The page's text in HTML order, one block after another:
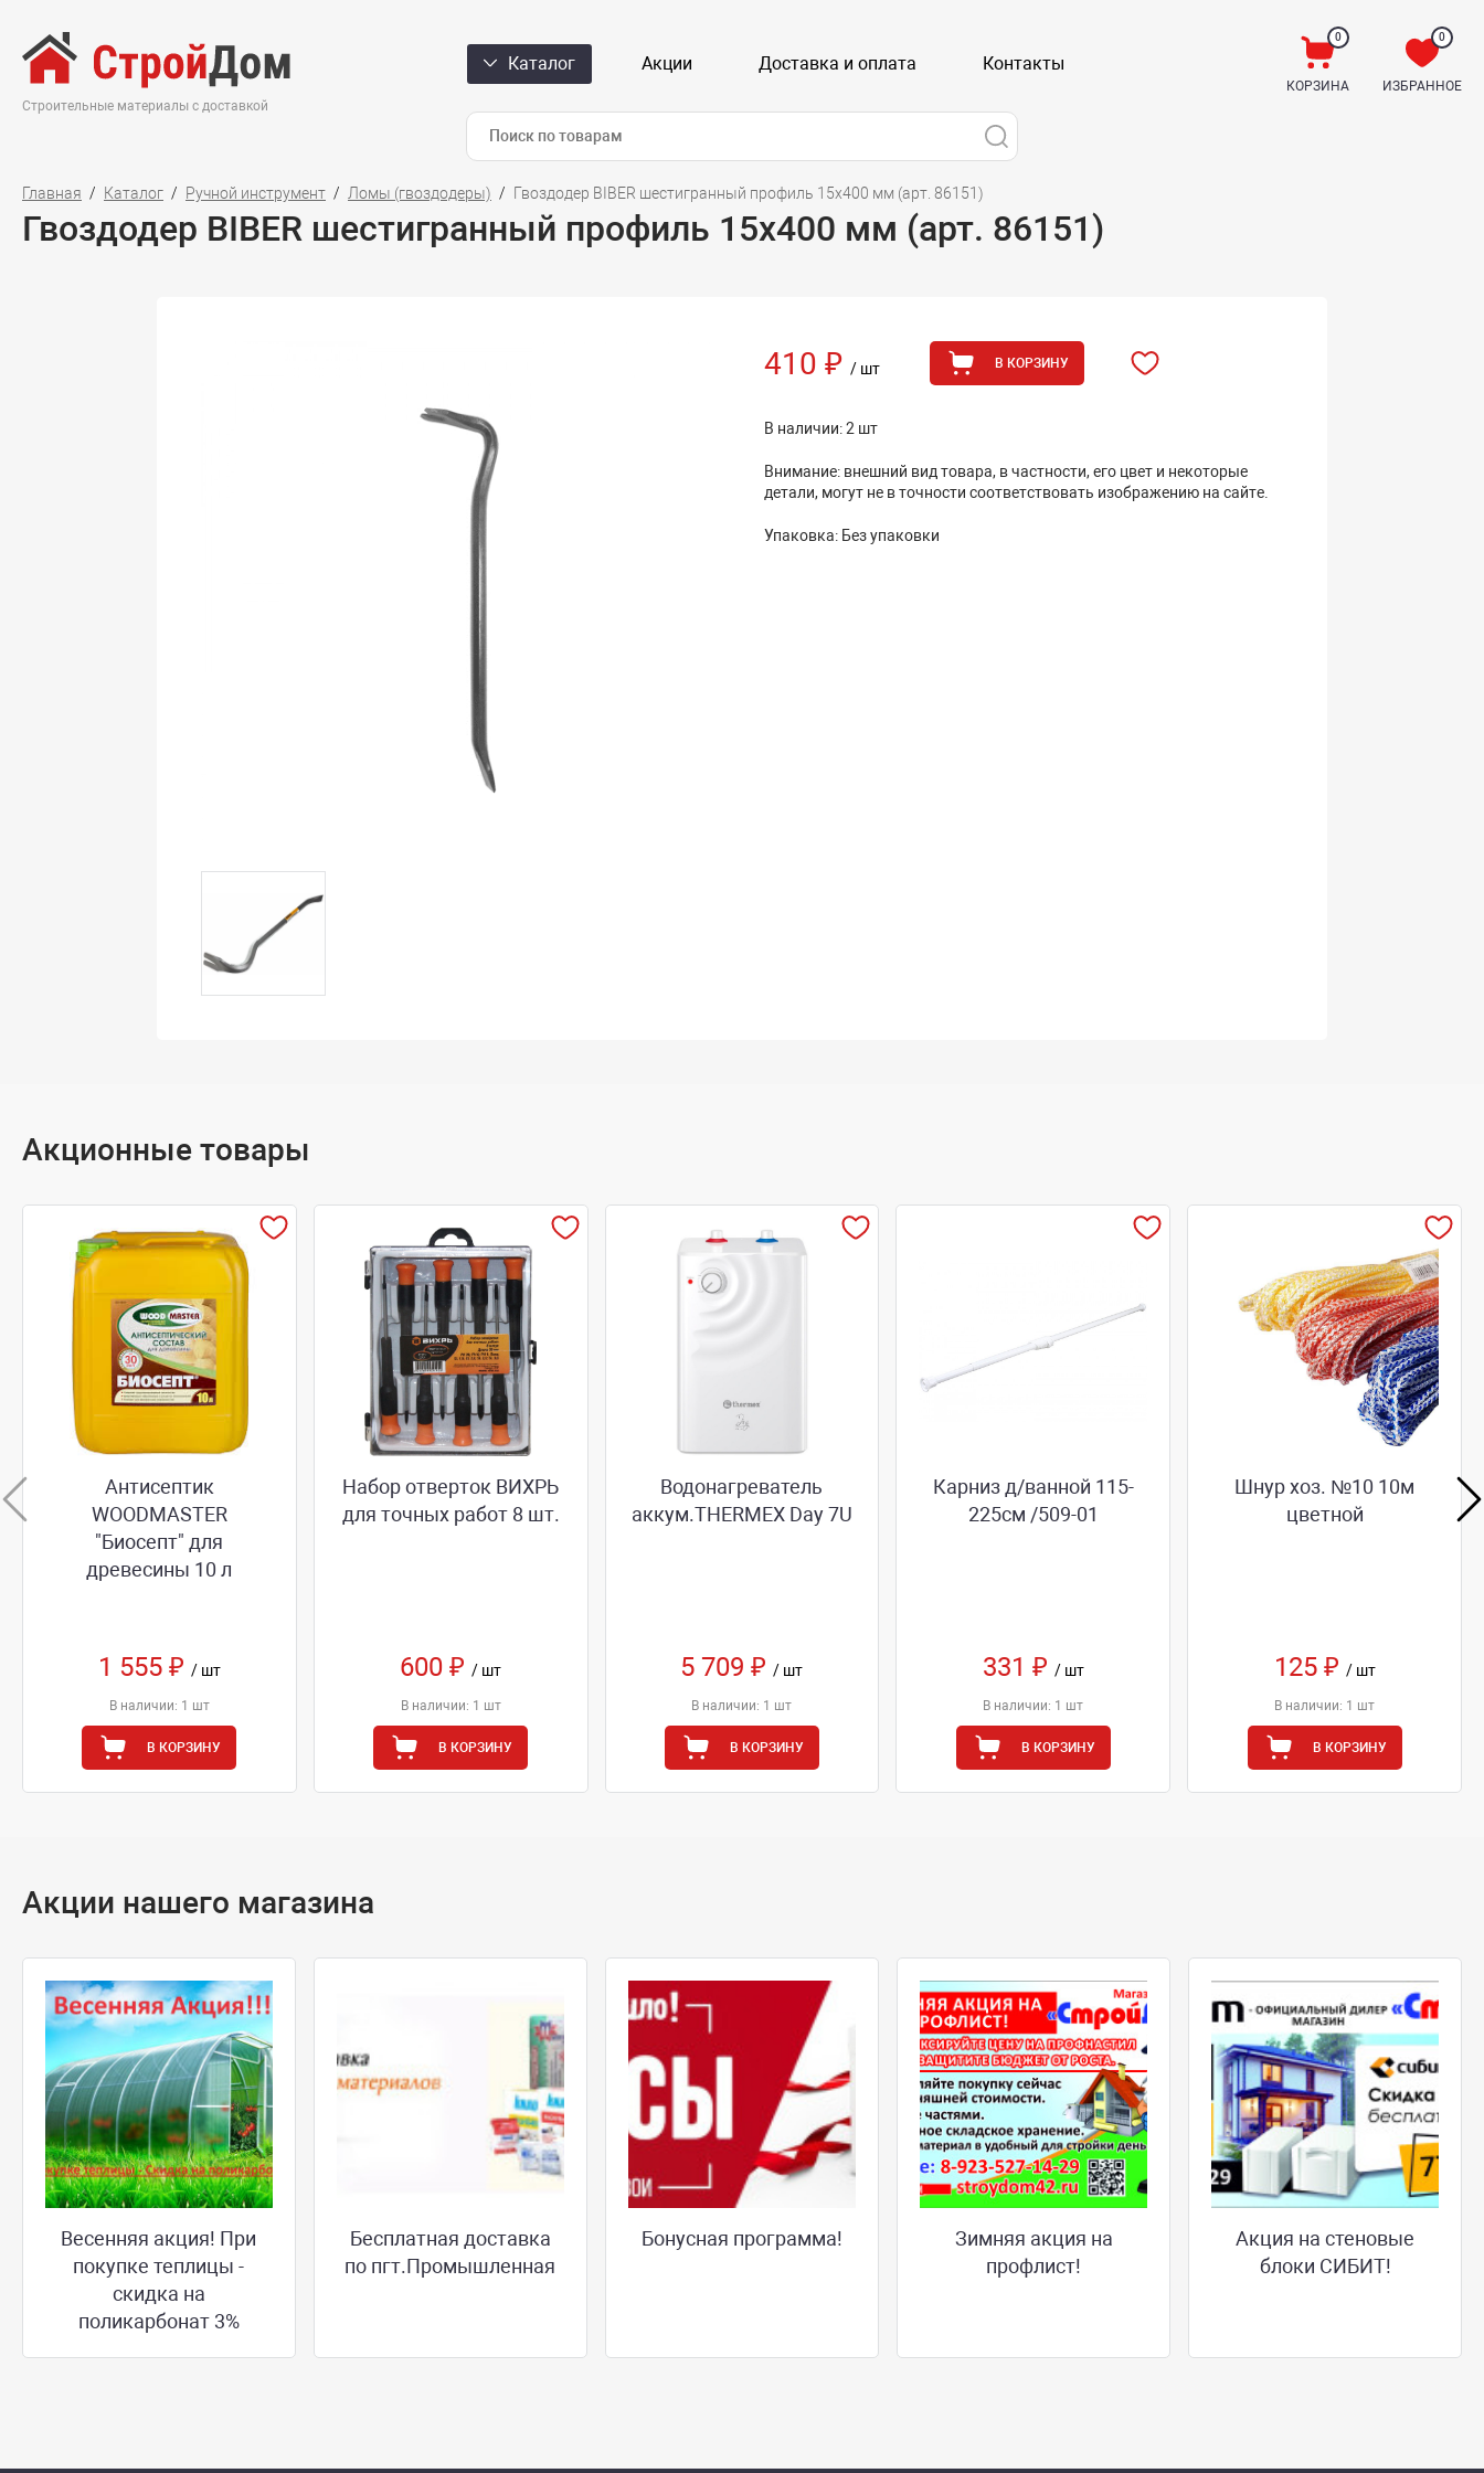
Строительные материалы с доставкой
Каталог Акции Доставка и оплата Контакты
0
КОРЗИНА
0
ИЗБРАННОЕ
Главная Каталог Ручной инструмент Ломы (гвоздодеры) Гвоздодер BIBER шестигранный профиль 15х400 мм (арт. 86151)
Гвоздодер BIBER шестигранный профиль 15х400 мм (арт. 86151)
410 ₽ / шт В КОРЗИНУ
В наличии: 2 шт
Внимание: внешний вид товара, в частности, его цвет и некоторые
детали, могут не в точности соответствовать изображению на сайте.
Упаковка: Без упаковки
Акционные товары
Антисептик
WOODMASTER
"Биосепт" для
древесины 10 л
1 555 ₽ / шт
В наличии: 1 шт
В КОРЗИНУ
Набор отверток ВИХРЬ
для точных работ 8 шт.
600 ₽/ шт
В наличии: 1 шт
В КОРЗИНУ
Водонагреватель
аккум.THERMEX Day 7U
5 709 ₽/ шт
В наличии: 1 шт
В КОРЗИНУ
Карниз д/ванной 115-
225см /509-01
331 ₽ / шт
В наличии: 1 шт
В КОРЗИНУ
Шнур хоз. №10 10м
цветной
125 ₽ / шт
В наличии: 1 шт
В КОРЗИНУ
Акции нашего магазина
Весенняя акция! При
покупке теплицы -
скидка на
поликарбонат 3%
Бесплатная доставка
по пгт.Промышленная
Бонусная программа!
Зимняя акция на
профлист!
Акция на стеновые
блоки СИБИТ!